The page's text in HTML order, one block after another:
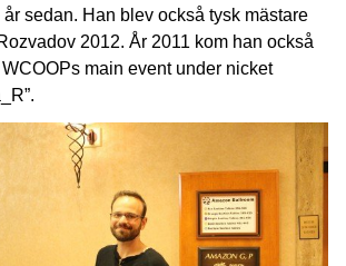
år sedan. Han blev också tysk mästare
2012. År 2011 kom han också
main event under nicket